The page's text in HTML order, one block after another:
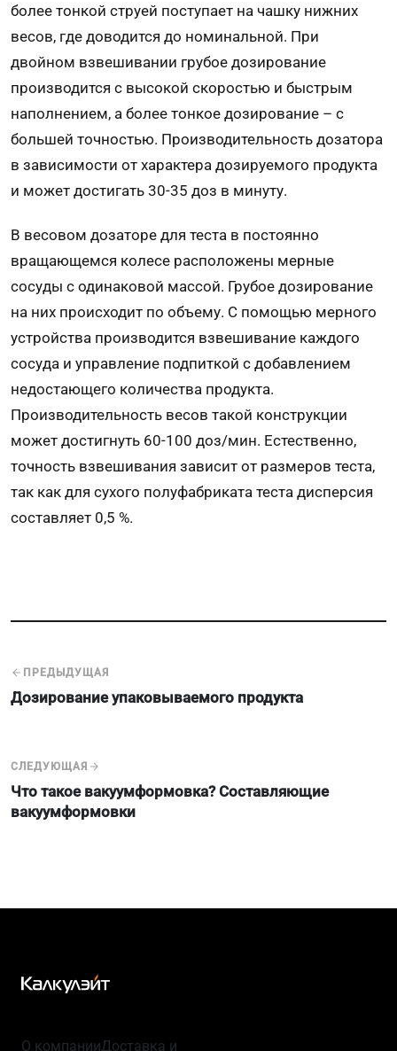
более тонкой струей поступает на чашку нижних
весов, где доводится до номинальной. При
двойном взвешивании грубое дозирование
производится с высокой скоростью и быстрым
наполнением, а более тонкое дозирование – с
большей точностью. Производительность дозатора
в зависимости от характера дозируемого продукта
и может достигать 30-35 доз в минуту.
В весовом дозаторе для теста в постоянно
вращающемся колесе расположены мерные
сосуды с одинаковой массой. Грубое дозирование
на них происходит по объему. С помощью мерного
устройства производится взвешивание каждого
сосуда и управление подпиткой с добавлением
недостающего количества продукта.
Производительность весов такой конструкции
может достигнуть 60-100 доз/мин. Естественно,
точность взвешивания зависит от размеров теста,
так как для сухого полуфабриката теста дисперсия
составляет 0,5 %.
ПРЕДЫДУЩАЯ
Дозирование упаковываемого продукта
СЛЕДУЮЩАЯ
Что такое вакуумформовка? Составляющие
вакуумформовки
О компанииДоставка и